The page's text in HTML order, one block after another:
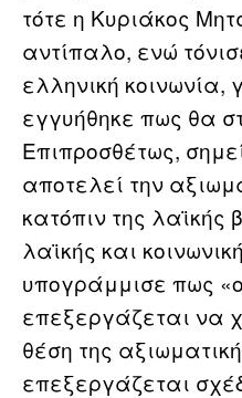
τότε η Κυριάκος
αντίπαλο, ενώ
ελληνική κοινωνία,
εγγυήθηκε πως θα
Επιπροσθέτως,
αποτελεί την
κατόπιν της λαϊκής
λαϊκής και
υπογράμμισε πως
επεξεργάζεται να
θέση της
επεξεργάζεται